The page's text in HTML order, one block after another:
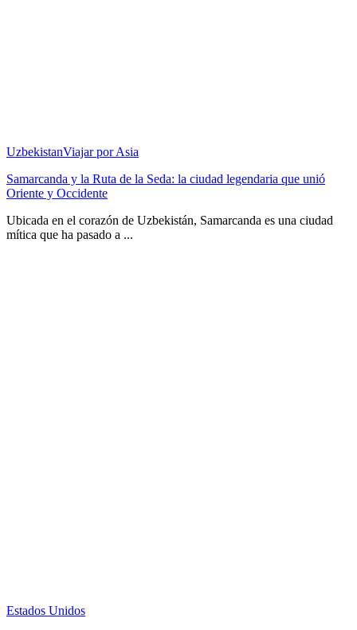
UzbekistanViajar por Asia
Samarcanda y la Ruta de la Seda: la ciudad legendaria que unió
Oriente y Occidente
Ubicada en el corazón de Uzbekistán, Samarcanda es una ciudad
mítica que ha pasado a ...
Estados Unidos